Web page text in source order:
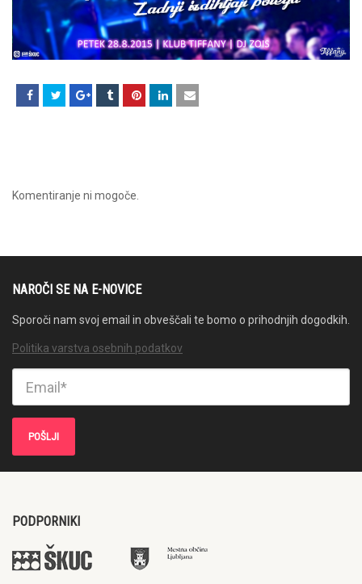
Komentiranje ni mogoče.
NAROČI SE NA E-NOVICE
Sporoči nam svoj email in obveščali te bomo o prihodnjih dogodkih.
Politika varstva osebnih podatkov
PODPORNIKI